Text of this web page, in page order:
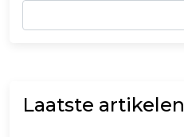
Laatste artikelen